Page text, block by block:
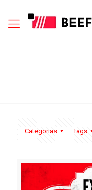
Categorias Tags